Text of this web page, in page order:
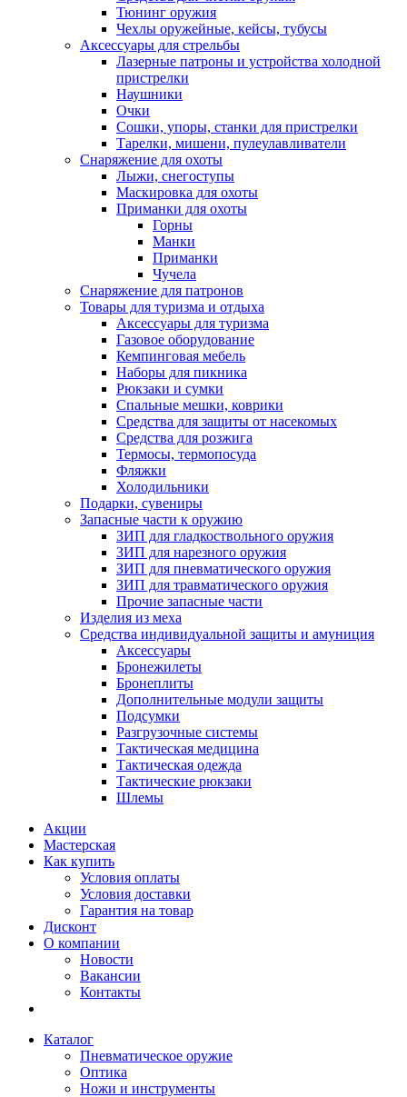
Тюнинг оружия
Чехлы оружейные, кейсы, тубусы
Аксессуары для стрельбы
Лазерные патроны и устройства холодной
пристрелки
Наушники
Очки
Сошки, упоры, станки для пристрелки
Тарелки, мишени, пулеулавливатели
Снаряжение для охоты
Лыжи, снегоступы
Маскировка для охоты
Приманки для охоты
Горны
Манки
Приманки
Чучела
Снаряжение для патронов
Товары для туризма и отдыха
Аксессуары для туризма
Газовое оборудование
Кемпинговая мебель
Наборы для пикника
Рюкзаки и сумки
Спальные мешки, коврики
Средства для защиты от насекомых
Средства для розжига
Термосы, термопосуда
Фляжки
Холодильники
Подарки, сувениры
Запасные части к оружию
ЗИП для гладкоствольного оружия
ЗИП для нарезного оружия
ЗИП для пневматического оружия
ЗИП для травматического оружия
Прочие запасные части
Изделия из меха
Средства индивидуальной защиты и амуниция
Аксессуары
Бронежилеты
Бронеплиты
Дополнительные модули защиты
Подсумки
Разгрузочные системы
Тактическая медицина
Тактическая одежда
Тактические рюкзаки
Шлемы
Акции
Мастерская
Как купить
Условия оплаты
Условия доставки
Гарантия на товар
Дисконт
О компании
Новости
Вакансии
Контакты
Каталог
Пневматическое оружие
Оптика
Ножи и инструменты